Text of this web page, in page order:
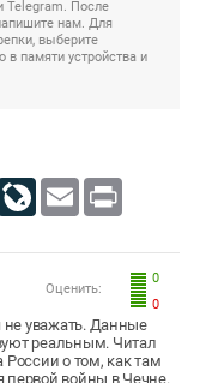
Telegram. После
нам. Для
выберите
в памяти устройства и
LiveJournal
Email Print
0
0
Оценить:
не уважать. Данные
реальным. Читал
России о том, как там
первой войны в Чечне.